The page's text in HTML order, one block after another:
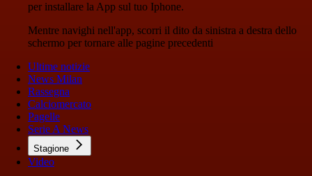
per installare la App sul tuo Iphone.
Mentre navighi nell'app, scorri il dito da sinistra a destra dello
schermo per tornare alle pagine precedenti
Ultime notizie
News Milan
Rassegna
Calciomercato
Pagelle
Serie A News
Stagione
Video